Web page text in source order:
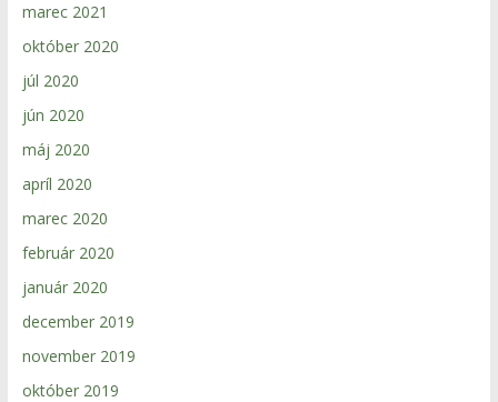
marec 2021
október 2020
júl 2020
jún 2020
máj 2020
apríl 2020
marec 2020
február 2020
január 2020
december 2019
november 2019
október 2019